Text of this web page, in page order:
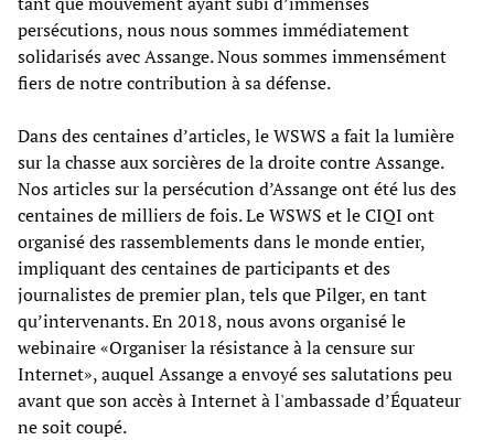
persécutions, nous nous sommes immédiatement
solidarisés avec Assange. Nous sommes immensément
fiers de notre contribution à sa défense.
Dans des centaines d’articles, le WSWS a fait la lumière
sur la chasse aux sorcières de la droite contre Assange.
Nos articles sur la persécution d’Assange ont été lus des
centaines de milliers de fois. Le WSWS et le CIQI ont
organisé des rassemblements dans le monde entier,
impliquant des centaines de participants et des
journalistes de premier plan, tels que Pilger, en tant
qu’intervenants. En 2018, nous avons organisé le
webinaire «Organiser la résistance à la censure sur
Internet», auquel Assange a envoyé ses salutations peu
avant que son accès à Internet à l'ambassade d’Équateur
ne soit coupé.